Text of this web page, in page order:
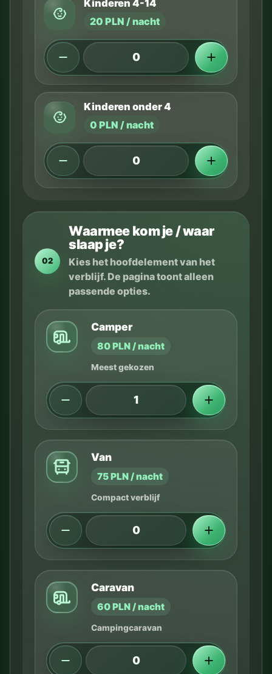
Kinderen 4-14
20 PLN / nacht
Kinderen onder 4
0 PLN / nacht
02
Waarmee kom je / waar
slaap je?
Kies het hoofdelement van het
verblijf. De pagina toont alleen
passende opties.
Camper
80 PLN / nacht
Meest gekozen
Van
75 PLN / nacht
Compact verblijf
Caravan
60 PLN / nacht
Campingcaravan